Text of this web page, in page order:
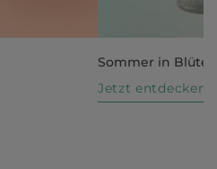
Sommer in Blüte
Jetzt entdecken